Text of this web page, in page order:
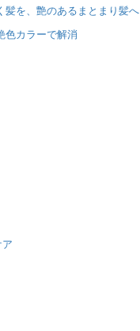
髪を、艶のあるまとまり髪へ
色カラーで解消